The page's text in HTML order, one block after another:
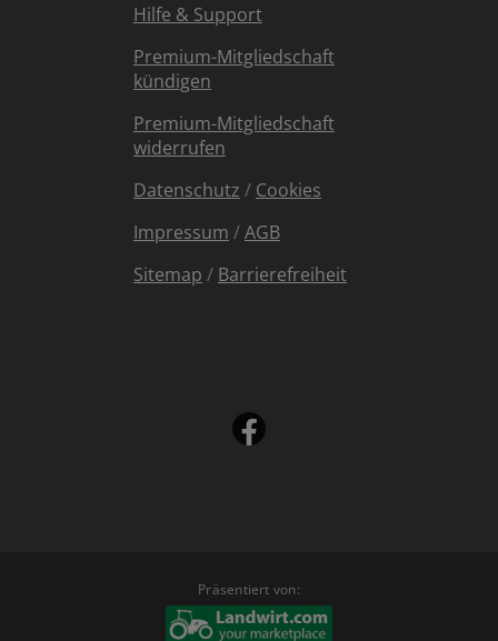
Hilfe & Support
Premium-Mitgliedschaft
kündigen
Premium-Mitgliedschaft
widerrufen
Datenschutz / Cookies
Impressum /AGB
Sitemap / Barrierefreiheit
Präsentiert von: